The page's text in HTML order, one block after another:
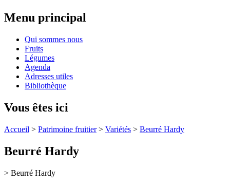
Menu principal
Qui sommes nous
Fruits
Légumes
Agenda
Adresses utiles
Bibliothèque
Vous êtes ici
Accueil > Patrimoine fruitier > Variétés > Beurré Hardy
Beurré Hardy
> Beurré Hardy